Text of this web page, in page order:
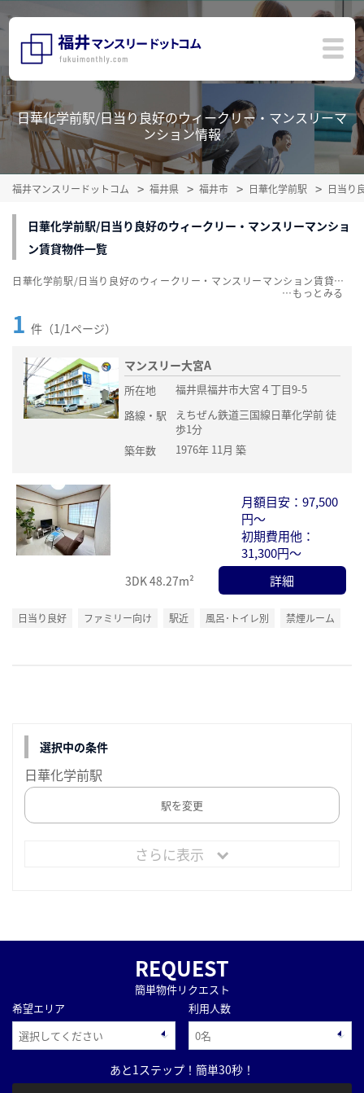
日華化学前駅/日当り良好のウィークリー・マンスリーマ
ンション情報
福井マンスリードットコム 福井県 福井市 日華化学前駅 日当り
日華化学前駅/日当り良好のウィークリー・マンスリーマンショ
ン賃貸物件一覧
1 件（1/1ページ）
マンスリー大宮A
所在地
福井県福井市大宮４丁目9-5
路線・駅
えちぜん鉄道三国線日華化学前 徒
歩1分
築年数
1976年 11月 築
月額目安：97,500
円～
初期費用他：
31,300円～
3DK48.27m² 詳細
日当り良好 ファミリー向け 駅近 風呂･トイレ別 禁煙ルーム
日華化学前駅/日当り良好のウィークリー・マンスリーマンション賃貸物件一覧を掲載中。敷金・礼金無料、家具・家電付をご紹介。こだわり条件での絞込みも簡単！
…
選択中の条件
日華化学前駅
駅を変更
さらに表示
REQUEST
簡単物件リクエスト
希望エリア
利用人数
あと1ステップ！簡単30秒！